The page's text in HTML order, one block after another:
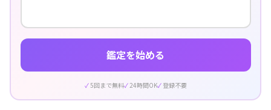
鑑定を始める
5回まで無料 24時間OK 登録不要